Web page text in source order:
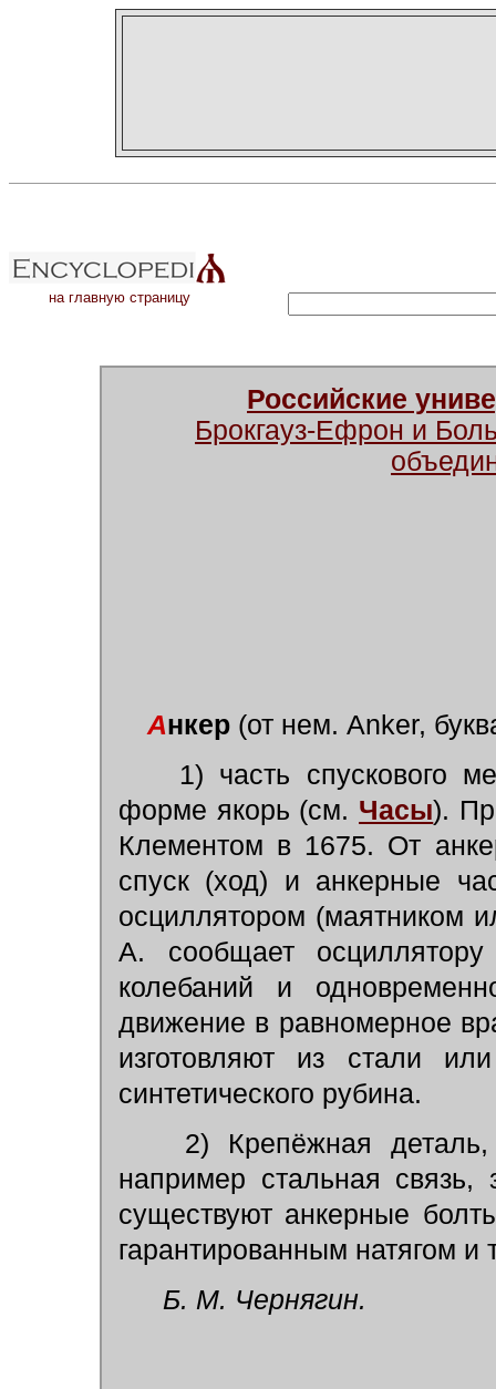
на главную страницу
Российские
Брокгауз-Ефрон и
Анкер (от нем. Anker,
1) часть спускового
форме якорь (см. Часы).
Клементом в 1675. От
спуск (ход) и анкерные
осциллятором (маятником
А. сообщает
колебаний и
движение в равномерное
изготовляют из стали
синтетического рубина.
2) Крепёжная
например стальная
существуют анкерные
гарантированным натягом и
Б. М. Чернягин.